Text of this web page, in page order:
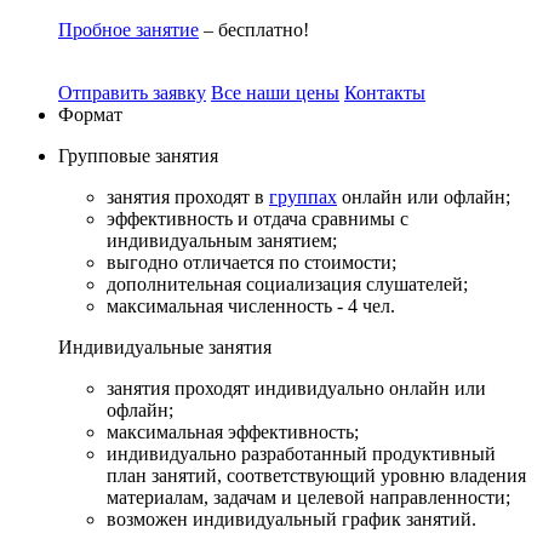
Пробное занятие – бесплатно!
Отправить заявку Все наши цены Контакты
Формат
Групповые занятия
занятия проходят в группах онлайн или офлайн;
эффективность и отдача сравнимы с
индивидуальным занятием;
выгодно отличается по стоимости;
дополнительная социализация слушателей;
максимальная численность - 4 чел.
Индивидуальные занятия
занятия проходят индивидуально онлайн или
офлайн;
максимальная эффективность;
индивидуально разработанный продуктивный
план занятий, соответствующий уровню владения
материалам, задачам и целевой направленности;
возможен индивидуальный график занятий.